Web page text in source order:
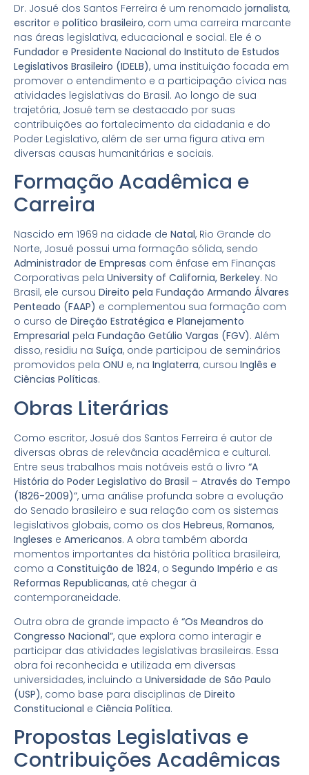
Dr. Josué dos Santos Ferreira é um renomado jornalista,
escritor e político brasileiro, com uma carreira marcante
nas áreas legislativa, educacional e social. Ele é o
Fundador e Presidente Nacional do Instituto de Estudos
Legislativos Brasileiro (IDELB), uma instituição focada em
promover o entendimento e a participação cívica nas
atividades legislativas do Brasil. Ao longo de sua
trajetória, Josué tem se destacado por suas
contribuições ao fortalecimento da cidadania e do
Poder Legislativo, além de ser uma figura ativa em
diversas causas humanitárias e sociais.
Formação Acadêmica e
Carreira
Nascido em 1969 na cidade de Natal, Rio Grande do
Norte, Josué possui uma formação sólida, sendo
Administrador de Empresas com ênfase em Finanças
Corporativas pela University of California, Berkeley. No
Brasil, ele cursou Direito pela Fundação Armando Álvares
Penteado (FAAP) e complementou sua formação com
o curso de Direção Estratégica e Planejamento
Empresarial pela Fundação Getúlio Vargas (FGV). Além
disso, residiu na Suíça, onde participou de seminários
promovidos pela ONU e, na Inglaterra, cursou Inglês e
Ciências Políticas.
Obras Literárias
Como escritor, Josué dos Santos Ferreira é autor de
diversas obras de relevância acadêmica e cultural.
Entre seus trabalhos mais notáveis está o livro “A
História do Poder Legislativo do Brasil – Através do Tempo
(1826-2009)”, uma análise profunda sobre a evolução
do Senado brasileiro e sua relação com os sistemas
legislativos globais, como os dos Hebreus, Romanos,
Ingleses e Americanos. A obra também aborda
momentos importantes da história política brasileira,
como a Constituição de 1824, o Segundo Império e as
Reformas Republicanas, até chegar à
contemporaneidade.
Outra obra de grande impacto é “Os Meandros do
Congresso Nacional”, que explora como interagir e
participar das atividades legislativas brasileiras. Essa
obra foi reconhecida e utilizada em diversas
universidades, incluindo a Universidade de São Paulo
(USP), como base para disciplinas de Direito
Constitucional e Ciência Política.
Propostas Legislativas e
Contribuições Acadêmicas